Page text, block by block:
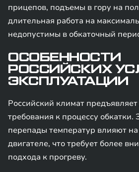
прицепов, подъемы в гору на
длительная работа на
недопустимы в обкаточный
ОСОБЕННОСТИ
РОССИЙСКИХ
ЭКСПЛУАТАЦИИ
Российский климат
требования к процессу обкатки.
перепады температур влияют
двигателе, что требует более
подхода к прогреву.